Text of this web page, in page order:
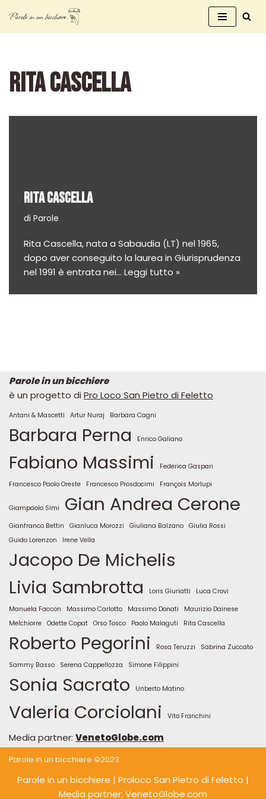
Vai
RITA CASCELLA
RITA CASCELLA
di Parole
Rita Cascella, nata a Sabaudia (LT) nel 1965,
dopo aver conseguito la laurea in Giurisprudenza
nel 1991 è entrata nei… Leggi tutto »
Parole in un bicchiere
è un progetto di Pro Loco San Pietro di Feletto
Antani & Mascetti Artur Nuraj Barbara Cagni
Barbara Perna Enrico Galiano
Fabiano Massimi
Federica Gaspari
Francesco Paolo Oreste
Francesco Prosdocimi François Morlupi
Giampaolo Simi Gian Andrea Cerone
Gianfranco Bettin Gianluca Morozzi Giuliana Balzano Giulia Rossi
Guido Lorenzon
Irene Vella
Jacopo De Michelis
Livia Sambrotta
Loris Giuriatti
Luca Crovi
Manuela Faccon
Massimo Carlotto Massimo Donati
Maurizio Dainese
Melchiorre Odette Copat Orso Tosco Paolo Malaguti Rita Cascella
Roberto Pegorini Rosa Teruzzi
Sabrina Zuccato
Sammy Basso
Serena Cappellozza Simone Filippini
Sonia Sacrato Unberto Matino
Valeria Corciolani Vito Franchini
Media partner: VenetoGlobe.com
Parole in un bicchiere ©2023
Parole in un bicchiere | Proloco San Pietro di Feletto |
Media partner: VenetoGlobe.com